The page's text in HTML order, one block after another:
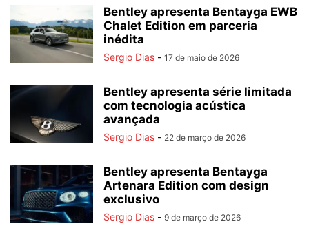
Bentley apresenta Bentayga EWB
Chalet Edition em parceria
inédita
Sergio Dias - 17 de maio de 2026
Bentley apresenta série limitada
com tecnologia acústica
avançada
Sergio Dias - 22 de março de 2026
Bentley apresenta Bentayga
Artenara Edition com design
exclusivo
Sergio Dias - 9 de março de 2026